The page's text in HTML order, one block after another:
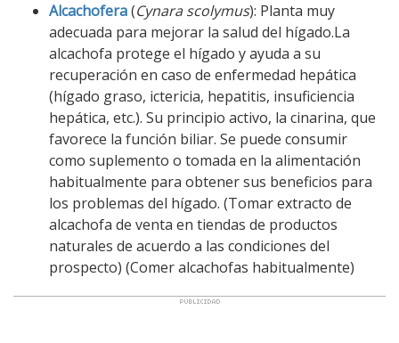
Alcachofera(Cynara scolymus): Planta muy
adecuada para mejorar la salud del hígado.La
alcachofa protege el hígado y ayuda a su
recuperación en caso de enfermedad hepática
(hígado graso, ictericia, hepatitis, insuficiencia
hepática, etc.). Su principio activo, la cinarina, que
favorece la función biliar. Se puede consumir
como suplemento o tomada en la alimentación
habitualmente para obtener sus beneficios para
los problemas del hígado. (Tomar extracto de
alcachofa de venta en tiendas de productos
naturales de acuerdo a las condiciones del
prospecto) (Comer alcachofas habitualmente)